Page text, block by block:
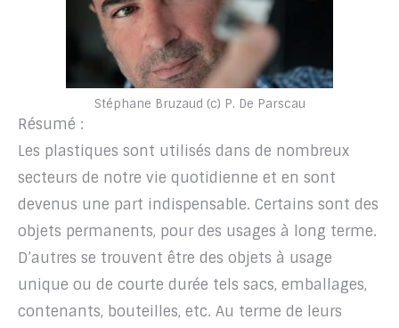
Stéphane Bruzaud (c) P. De Parscau
Résumé :
Les plastiques sont utilisés dans de nombreux
secteurs de notre vie quotidienne et en sont
devenus une part indispensable. Certains sont des
objets permanents, pour des usages à long terme.
D’autres se trouvent être des objets à usage
unique ou de courte durée tels sacs, emballages,
contenants, bouteilles, etc. Au terme de leurs